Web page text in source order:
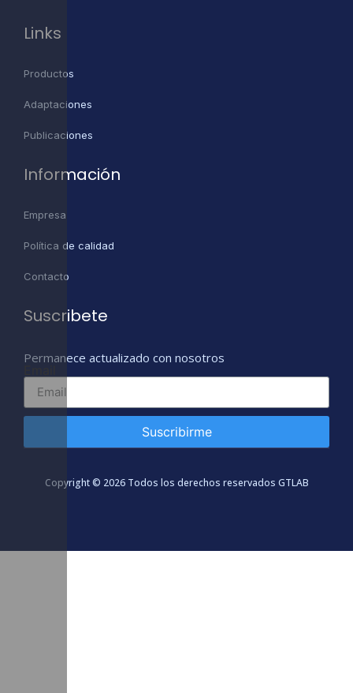
Links
Productos
Adaptaciones
Publicaciones
Información
Empresa
Política de calidad
Contacto
Suscribete
Permanece actualizado con nosotros
Suscribirme
Copyright © 2026 Todos los derechos reservados GTLAB